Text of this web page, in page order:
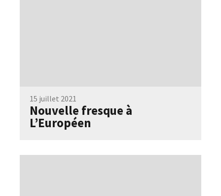
15 juillet 2021
Nouvelle fresque à
L’Européen